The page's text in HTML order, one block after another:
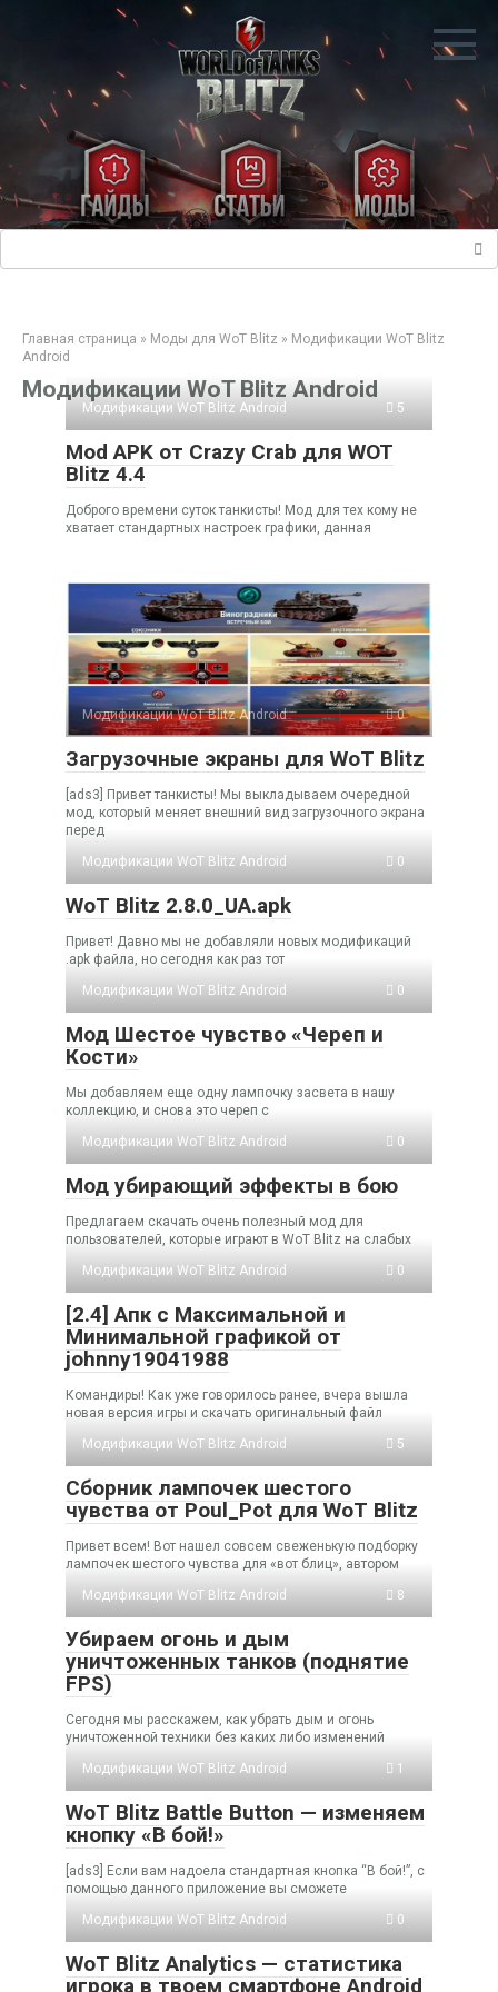
Главная страница » Моды для WoT Blitz » Модификации WoT Blitz
Android
Модификации WoT Blitz Android
Модификации WoT Blitz Android 5
Mod APK от Crazy Crab для WOT
Blitz 4.4
Доброго времени суток танкисты! Мод для тех кому не
хватает стандартных настроек графики, данная
Модификации WoT Blitz Android 0
Загрузочные экраны для WoT Blitz
[ads3] Привет танкисты! Мы выкладываем очередной
мод, который меняет внешний вид загрузочного экрана
перед
Модификации WoT Blitz Android
0
WoT Blitz 2.8.0_UA.apk
Привет! Давно мы не добавляли новых модификаций
.apk файла, но сегодня как раз тот
Модификации WoT Blitz Android
0
Мод Шестое чувство «Череп и
Кости»
Мы добавляем еще одну лампочку засвета в нашу
коллекцию, и снова это череп с
Модификации WoT Blitz Android
0
Мод убирающий эффекты в бою
Предлагаем скачать очень полезный мод для
пользователей, которые играют в WoT Blitz на слабых
Модификации WoT Blitz Android
0
[2.4] Апк с Максимальной и
Минимальной графикой от
johnny19041988
Командиры! Как уже говорилось ранее, вчера вышла
новая версия игры и скачать оригинальный файл
Модификации WoT Blitz Android
5
Сборник лампочек шестого
чувства от Poul_Pot для WoT Blitz
Привет всем! Вот нашел совсем свеженькую подборку
лампочек шестого чувства для «вот блиц», автором
Модификации WoT Blitz Android
8
Убираем огонь и дым
уничтоженных танков (поднятие
FPS)
Сегодня мы расскажем, как убрать дым и огонь
уничтоженной техники без каких либо изменений
Модификации WoT Blitz Android
1
WoT Blitz Battle Button — изменяем
кнопку «В бой!»
[ads3] Если вам надоела стандартная кнопка “В бой!”, с
помощью данного приложение вы сможете
Модификации WoT Blitz Android
0
WoT Blitz Analytics — статистика
игрока в твоем смартфоне Android